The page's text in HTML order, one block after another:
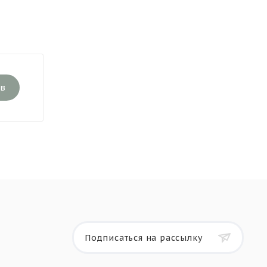
Подписаться на рассылку